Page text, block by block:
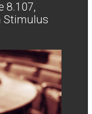
8.107,
Stimulus